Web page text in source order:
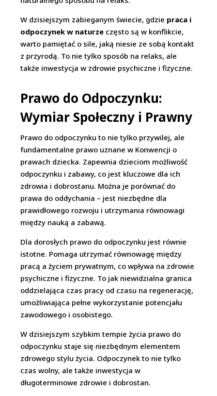
W dzisiejszym zabieganym świecie, gdzie praca i
odpoczynek w naturze często są w konflikcie,
warto pamiętać o sile, jaką niesie ze sobą kontakt
z przyrodą. To nie tylko sposób na relaks, ale
także inwestycja w zdrowie psychiczne i fizyczne.
Prawo do Odpoczynku:
Wymiar Społeczny i Prawny
Prawo do odpoczynku to nie tylko przywilej, ale
fundamentalne prawo uznane w Konwencji o
prawach dziecka. Zapewnia dzieciom możliwość
odpoczynku i zabawy, co jest kluczowe dla ich
zdrowia i dobrostanu. Można je porównać do
prawa do oddychania – jest niezbędne dla
prawidłowego rozwoju i utrzymania równowagi
między nauką a zabawą.
Dla dorosłych prawo do odpoczynku jest równie
istotne. Pomaga utrzymać równowagę między
pracą a życiem prywatnym, co wpływa na zdrowie
psychiczne i fizyczne. To jak niewidzialna granica
oddzielająca czas pracy od czasu na regenerację,
umożliwiająca pełne wykorzystanie potencjału
zawodowego i osobistego.
W dzisiejszym szybkim tempie życia prawo do
odpoczynku staje się niezbędnym elementem
zdrowego stylu życia. Odpoczynek to nie tylko
czas wolny, ale także inwestycja w
długoterminowe zdrowie i dobrostan.